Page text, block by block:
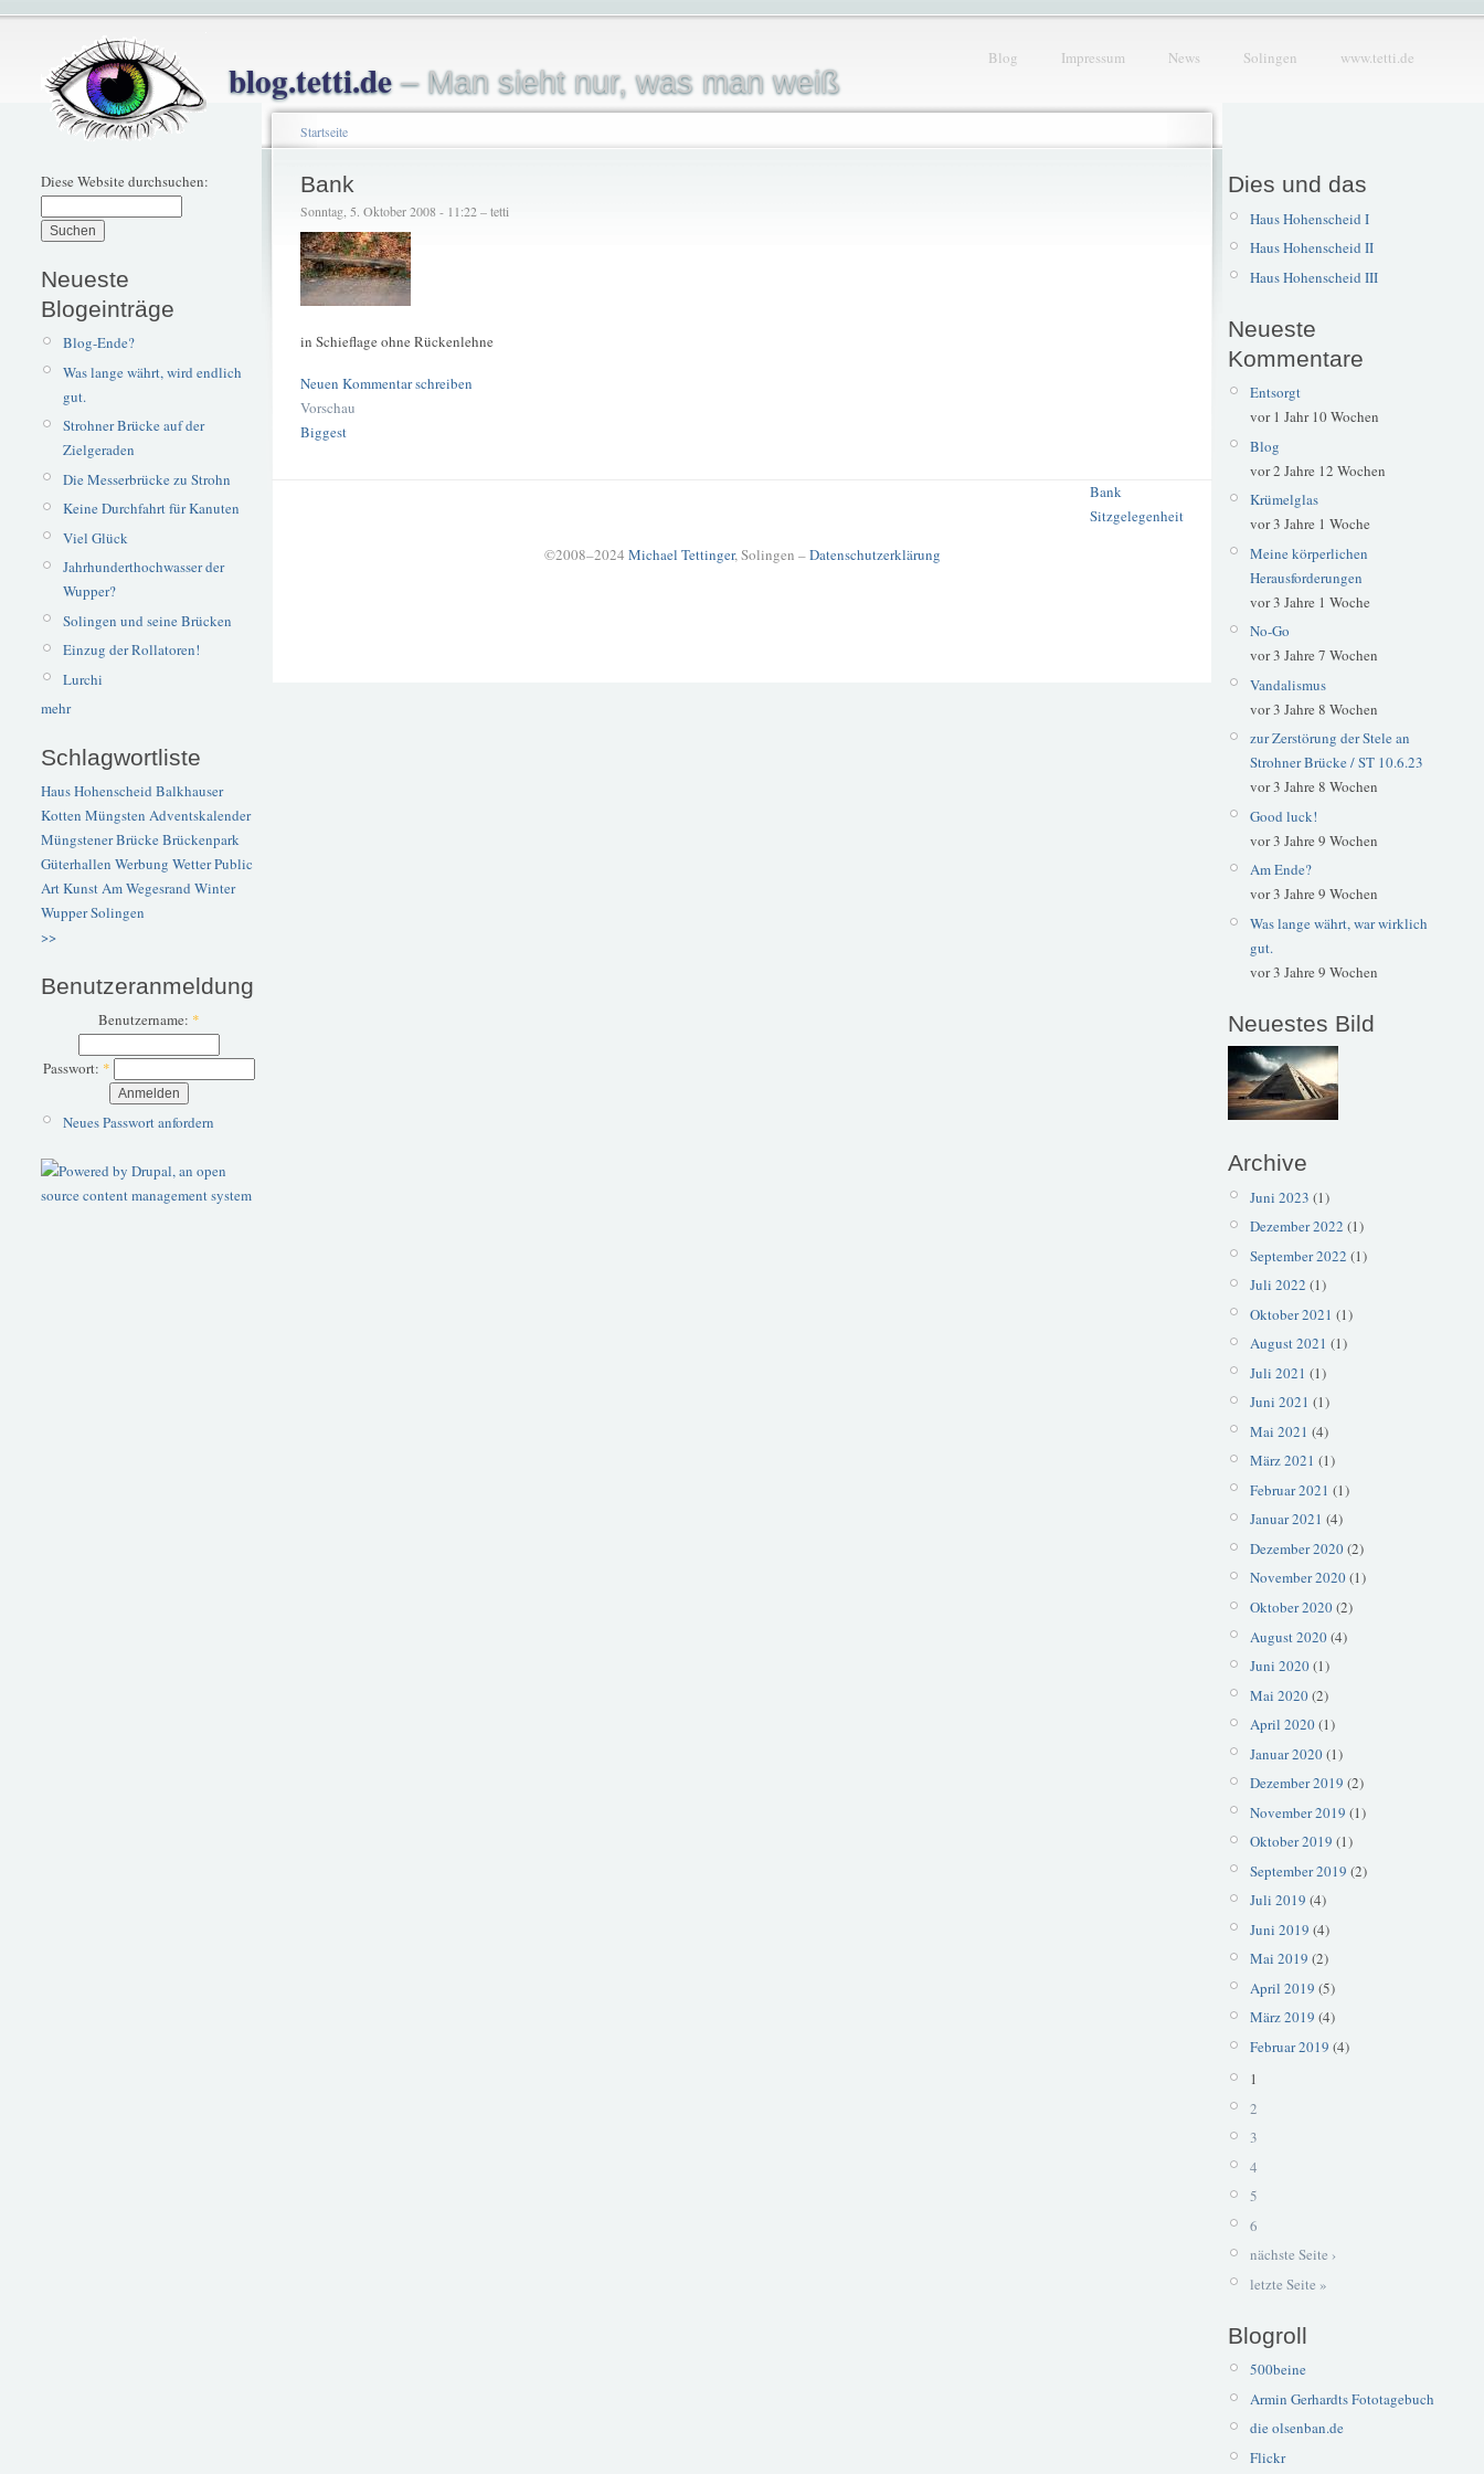
blog.tetti.de– Man sieht nur, was man weiß
Blog Impressum News Solingen www.tetti.de
Diese Website durchsuchen:
Neueste
Blogeinträge
Blog-Ende?
Was lange währt, wird endlich
gut.
Strohner Brücke auf der
Zielgeraden
Die Messerbrücke zu Strohn
Keine Durchfahrt für Kanuten
Viel Glück
Jahrhunderthochwasser der
Wupper?
Solingen und seine Brücken
Einzug der Rollatoren!
Lurchi
mehr
Schlagwortliste
Haus Hohenscheid Balkhauser
Kotten Müngsten Adventskalender
Müngstener BrückeBrückenpark
Güterhallen Werbung WetterPublic
ArtKunstAm Wegesrand Winter
WupperSolingen
>>
Benutzeranmeldung
Benutzername: *
Passwort: *
Neues Passwort anfordern
Startseite
Bank
Sonntag, 5. Oktober 2008 - 11:22 – tetti
in Schieflage ohne Rückenlehne
Neuen Kommentar schreiben
Vorschau
Biggest
Bank
Sitzgelegenheit
©2008–2024 Michael Tettinger, Solingen –Datenschutzerklärung
Dies und das
Haus Hohenscheid I
Haus Hohenscheid II
Haus Hohenscheid III
Neueste
Kommentare
Entsorgt
vor 1 Jahr 10 Wochen
Blog
vor 2 Jahre 12 Wochen
Krümelglas
vor 3 Jahre 1 Woche
Meine körperlichen
Herausforderungen
vor 3 Jahre 1 Woche
No-Go
vor 3 Jahre 7 Wochen
Vandalismus
vor 3 Jahre 8 Wochen
zur Zerstörung der Stele an
Strohner Brücke / ST 10.6.23
vor 3 Jahre 8 Wochen
Good luck!
vor 3 Jahre 9 Wochen
Am Ende?
vor 3 Jahre 9 Wochen
Was lange währt, war wirklich
gut.
vor 3 Jahre 9 Wochen
Neuestes Bild
Archive
Juni 2023 (1)
Dezember 2022 (1)
September 2022 (1)
Juli 2022 (1)
Oktober 2021 (1)
August 2021 (1)
Juli 2021 (1)
Juni 2021 (1)
Mai 2021 (4)
März 2021 (1)
Februar 2021 (1)
Januar 2021 (4)
Dezember 2020(2)
November 2020(1)
Oktober 2020(2)
August 2020(4)
Juni 2020(1)
Mai 2020(2)
April 2020(1)
Januar 2020(1)
Dezember 2019 (2)
November 2019 (1)
Oktober 2019 (1)
September 2019 (2)
Juli 2019 (4)
Juni 2019 (4)
Mai 2019 (2)
April 2019 (5)
März 2019 (4)
Februar 2019 (4)
1
2
3
4
5
6
nächste Seite ›
letzte Seite »
Blogroll
500beine
Armin Gerhardts Fototagebuch
die olsenban.de
Flickr